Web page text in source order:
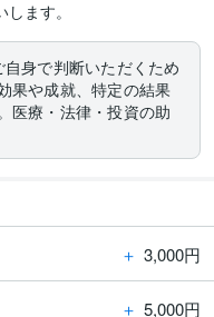
身で判断いただくため
果や成就、特定の結果
医療・法律・投資の助
＋ 3,000円
＋ 5,000円